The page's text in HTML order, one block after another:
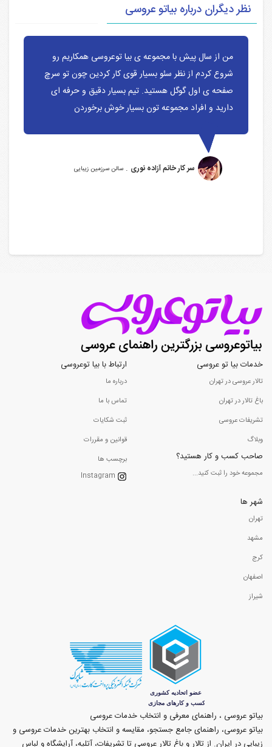
نظر دیگران درباره بیاتو عروسی
من از سال پیش با مجموعه ی بیا توعروسی همکاریم رو
شروع کردم از نظر سئو بسیار قوی کار کردین چون تو سرچ
صفحه ی اول گوگل هستید. تیم بسیار دقیق و حرفه ای
دارید و افراد مجموعه تون بسیار خوش برخوردن
سر کار خانم آزاده نوری . سالن سرزمین زیبایی
خدمات بیا تو عروسی
تالار عروسی در تهران
باغ تالار در تهران
تشریفات عروسی
وبلاگ
صاحب کسب و کار هستید؟
مجموعه خود را ثبت کنید...
ارتباط با بیا توعروسی
درباره ما
تماس با ما
ثبت شکایات
قوانین و مقررات
برچسب ها
Instagram
شهر ها
تهران
مشهد
کرج
اصفهان
شیراز
بیاتو عروسی ، راهنمای معرفی و انتخاب خدمات عروسی
بیاتو عروسی، راهنمای جامع جستجو، مقایسه و انتخاب بهترین خدمات عروسی و
زیبایی در ایران. از تالار و باغ تالار عروسی تا تشریفات، آتلیه، آرایشگاه و لباس